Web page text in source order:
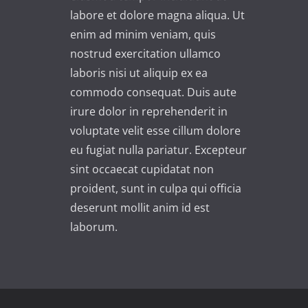
v
e
:
labore et dolore magna aliqua. Ut
enim ad minim veniam, quis
nostrud exercitation ullamco
laboris nisi ut aliquip ex ea
commodo consequat. Duis aute
irure dolor in reprehenderit in
voluptate velit esse cillum dolore
eu fugiat nulla pariatur. Excepteur
sint occaecat cupidatat non
proident, sunt in culpa qui officia
deserunt mollit anim id est
laborum.